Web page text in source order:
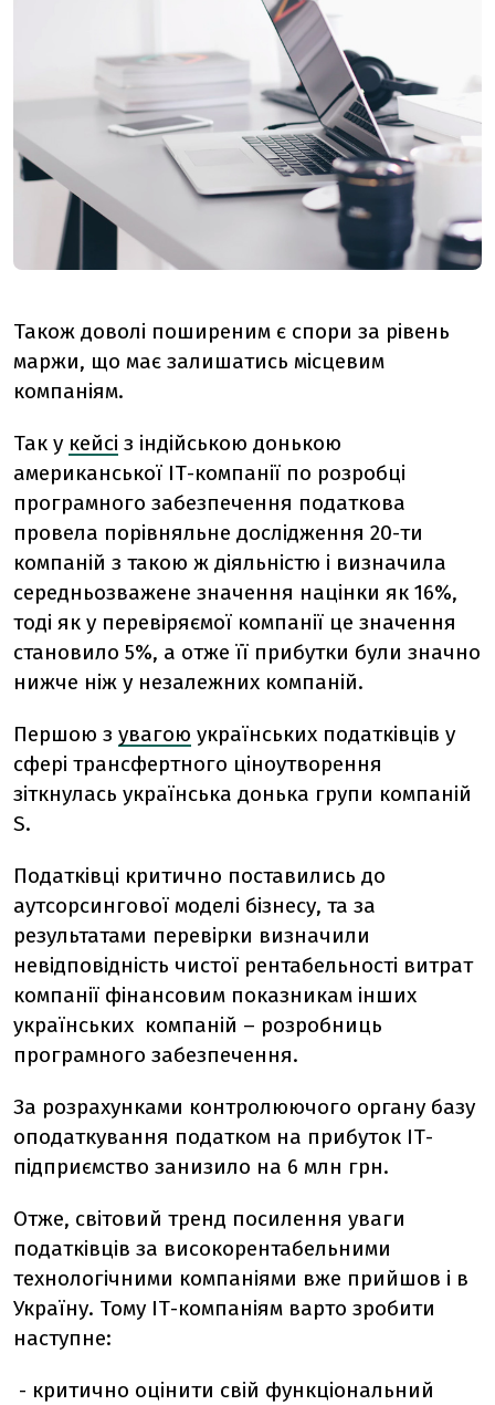
Також доволі поширеним є спори за рівень
маржи, що має залишатись місцевим
компаніям.
Так у кейсі з індійською донькою
американської ІТ-компанії по розробці
програмного забезпечення податкова
провела порівняльне дослідження 20-ти
компаній з такою ж діяльністю і визначила
середньозважене значення націнки як 16%,
тоді як у перевіряємої компанії це значення
становило 5%, а отже її прибутки були значно
нижче ніж у незалежних компаній.
Першою з увагою українських податківців у
сфері трансфертного ціноутворення
зіткнулась українська донька групи компаній
S.
Податківці критично поставились до
аутсорсингової моделі бізнесу, та за
результатами перевірки визначили
невідповідність чистої рентабельності витрат
компанії фінансовим показникам інших
українських компаній – розробниць
програмного забезпечення.
За розрахунками контролюючого органу базу
оподаткування податком на прибуток ІТ-
підприємство занизило на 6 млн грн.
Отже, світовий тренд посилення уваги
податківців за високорентабельними
технологічними компаніями вже прийшов і в
Україну. Тому ІТ-компаніям варто зробити
наступне:
- критично оцінити свій функціональний